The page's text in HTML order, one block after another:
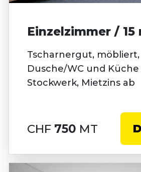
Einzelzimmer / 15
Tscharnergut, möbliert,
Dusche/WC und
Stockwerk, Mietzins ab
CHF 750 MT